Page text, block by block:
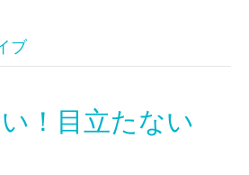
ブ
！目立たない